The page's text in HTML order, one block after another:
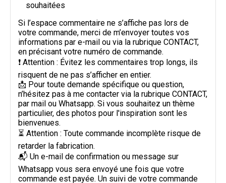
Pampilles 25mm
Pampilles
personnalisées 25mm
: Fleurs de cerisier
par 3 et + 4,67 € 5,50 €
Pampilles 25mm
personnalisées
Pampilles
personnalisées 25mm
: Fleurs de
frangipanier 25mm
par 3 et + 4,67 €
Pampilles 25mm
personnalisées
Pampilles
personnalisées 25mm
: Hibiscus 25mm
par 3 et +
souhaitées
Si l’espace commentaire ne s’affiche pas lors de
votre commande, merci de m’envoyer toutes vos
informations par e-mail ou via la rubrique CONTACT,
en précisant votre numéro de commande.
❗ Attention : Évitez les commentaires trop longs, ils
risquent de ne pas s’afficher en entier.
📩 Pour toute demande spécifique ou question,
n’hésitez pas à me contacter via la rubrique CONTACT,
par mail ou Whatsapp. Si vous souhaitez un thème
particulier, des photos pour l'inspiration sont les
bienvenues.
⏳ Attention : Toute commande incomplète risque de
retarder la fabrication.
📬 Un e-mail de confirmation ou message sur
Whatsapp vous sera envoyé une fois que votre
commande est payée. Un suivi de votre commande